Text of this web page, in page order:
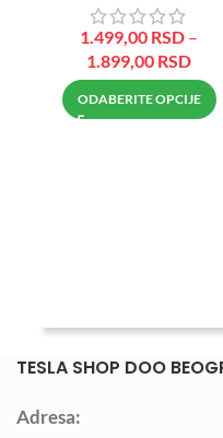
1.499,00 RSD –
1.899,00 RSD
ODABERITE OPCIJE
TESLA SHOP DOO
Adresa: